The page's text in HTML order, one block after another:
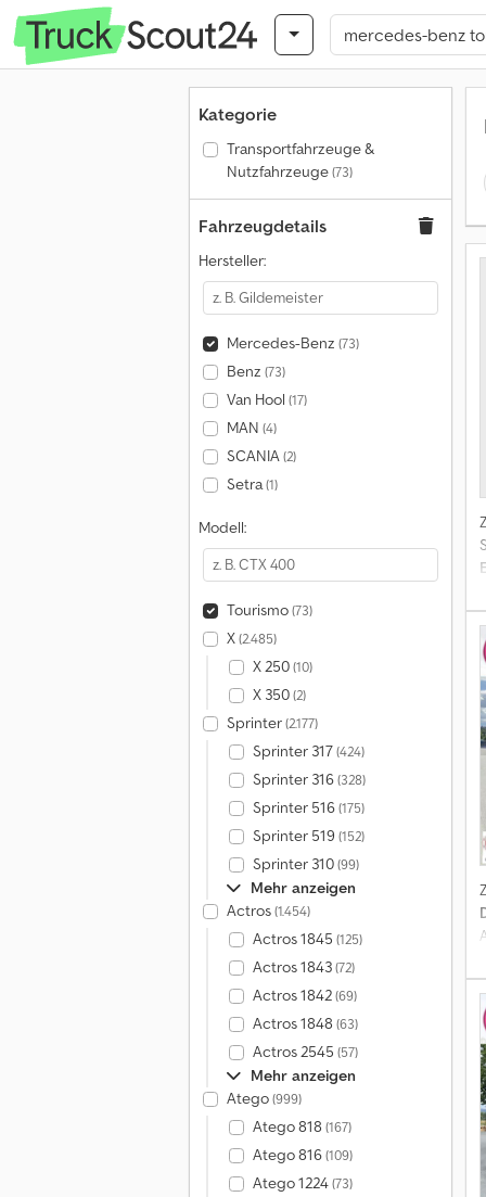
Kategorie
Transportfahrzeuge &
Nutzfahrzeuge(73)
Fahrzeugdetails
Hersteller:
Mercedes-Benz (73)
Benz (73)
Van Hool (17)
MAN (4)
SCANIA(2)
Setra(1)
Modell:
Tourismo(73)
X(2.485)
X 250(10)
X 350(2)
Sprinter(2.177)
Sprinter 317(424)
Sprinter 316(328)
Sprinter 516(175)
Sprinter 519 (152)
Sprinter 310(99)
Mehr anzeigen
Actros(1.454)
Actros 1845 (125)
Actros 1843(72)
Actros 1842(69)
Actros 1848 (63)
Actros 2545 (57)
Mehr anzeigen
Atego(999)
Atego 818 (167)
Atego 816(109)
Atego 1224(73)